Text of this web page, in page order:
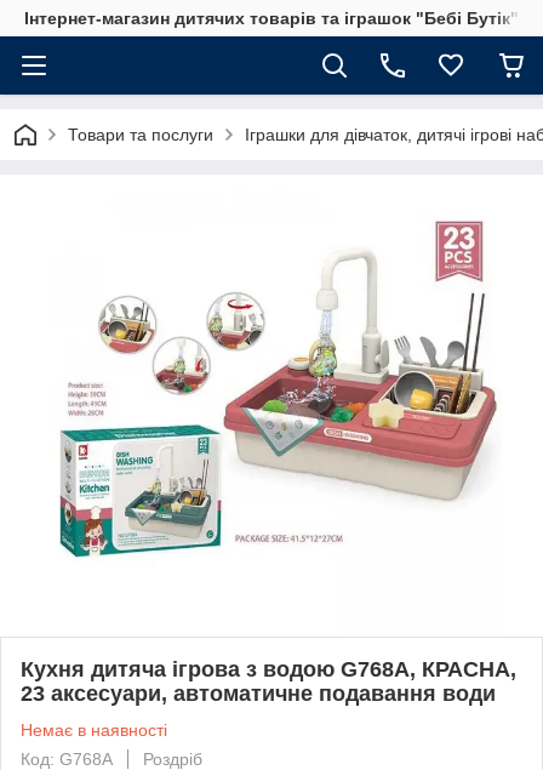
Інтернет-магазин дитячих товарів та іграшок "Бебі Бутік"
Товари та послуги Іграшки для дівчаток, дитячі ігрові
Кухня дитяча ігрова з водою G768A, КРАСНА,
23 аксесуари, автоматичне подавання води
Немає в наявності
Код: G768A
Роздріб